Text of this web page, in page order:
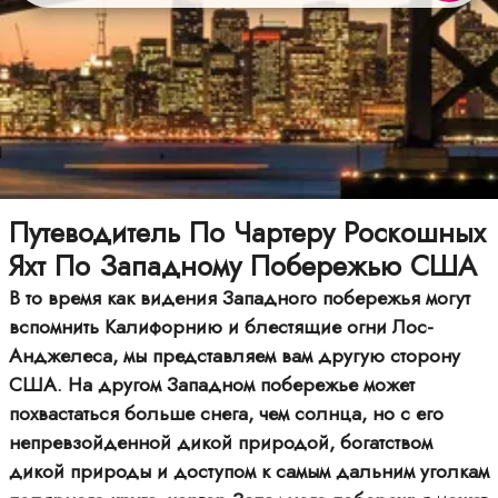
Путеводитель По Чартеру Роскошных
Яхт По Западному Побережью США
В то время как видения Западного побережья могут
вспомнить Калифорнию и блестящие огни Лос-
Анджелеса, мы представляем вам другую сторону
США. На другом Западном побережье может
похвастаться больше снега, чем солнца, но с его
непревзойденной дикой природой, богатством
дикой природы и доступом к самым дальним уголкам